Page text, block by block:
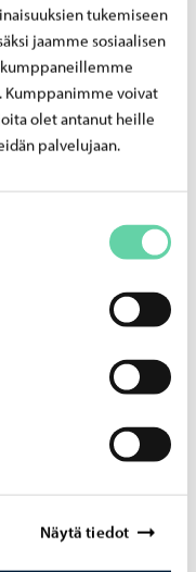
tukemiseen
jaamme sosiaalisen
kumppaneillemme
Kumppanimme voivat
olet antanut heille
palvelujaan.
Näytä tiedot
Kulma ja